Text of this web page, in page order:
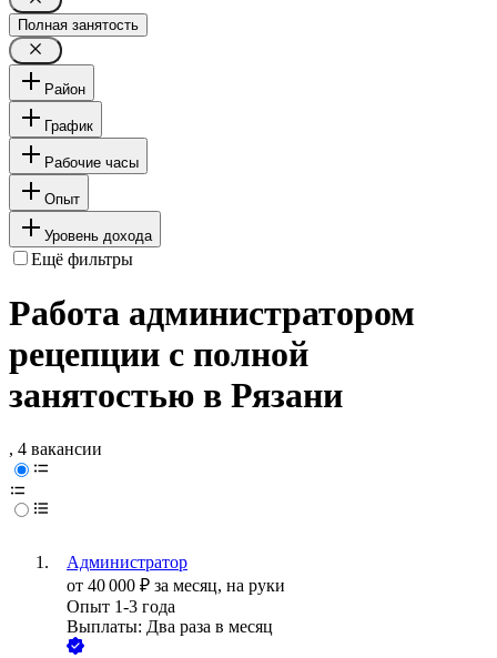
Полная занятость
Район
График
Рабочие часы
Опыт
Уровень дохода
Ещё фильтры
Работа администратором
рецепции с полной
занятостью в Рязани
, 4 вакансии
Администратор
от 40 000 ₽ за месяц, на руки
Опыт 1-3 года
Выплаты: Два раза в месяц